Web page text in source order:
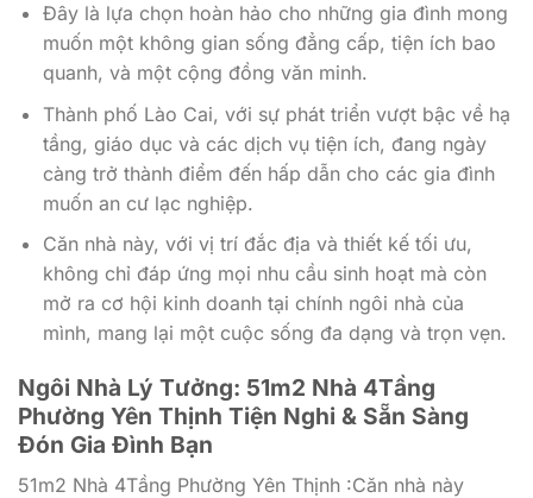
Đây là lựa chọn hoàn hảo cho những gia đình mong
muốn một không gian sống đẳng cấp, tiện ích bao
quanh, và một cộng đồng văn minh.
Thành phố Lào Cai, với sự phát triển vượt bậc về hạ
tầng, giáo dục và các dịch vụ tiện ích, đang ngày
càng trở thành điểm đến hấp dẫn cho các gia đình
muốn an cư lạc nghiệp.
Căn nhà này, với vị trí đắc địa và thiết kế tối ưu,
không chỉ đáp ứng mọi nhu cầu sinh hoạt mà còn
mở ra cơ hội kinh doanh tại chính ngôi nhà của
mình, mang lại một cuộc sống đa dạng và trọn vẹn.
Ngôi Nhà Lý Tưởng: 51m2 Nhà 4Tầng
Phường Yên Thịnh Tiện Nghi & Sẵn Sàng
Đón Gia Đình Bạn
51m2 Nhà 4Tầng Phường Yên Thịnh :Căn nhà này